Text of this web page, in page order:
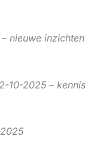
nieuwe inzichten
10-2025 – kennis